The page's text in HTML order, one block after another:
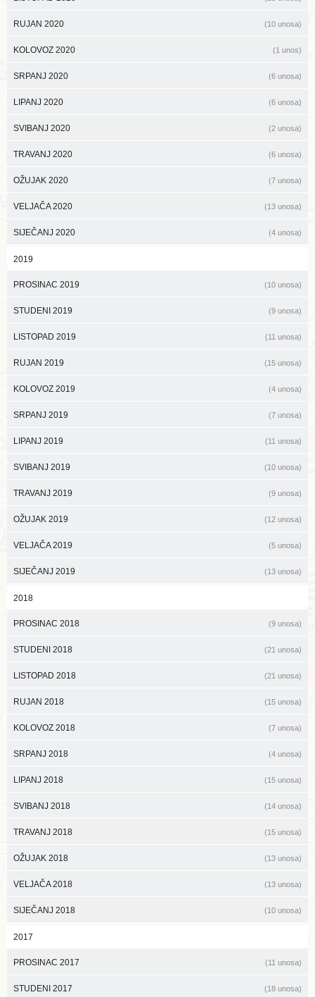
RUJAN 2020 (10 unosa)
KOLOVOZ 2020 (1 unos)
SRPANJ 2020 (6 unosa)
LIPANJ 2020 (6 unosa)
SVIBANJ 2020 (2 unosa)
TRAVANJ 2020 (6 unosa)
OŽUJAK 2020 (7 unosa)
VELJAČA 2020 (13 unosa)
SIJEČANJ 2020 (4 unosa)
2019
PROSINAC 2019 (10 unosa)
STUDENI 2019 (9 unosa)
LISTOPAD 2019 (11 unosa)
RUJAN 2019 (15 unosa)
KOLOVOZ 2019 (4 unosa)
SRPANJ 2019 (7 unosa)
LIPANJ 2019 (11 unosa)
SVIBANJ 2019 (10 unosa)
TRAVANJ 2019 (9 unosa)
OŽUJAK 2019 (12 unosa)
VELJAČA 2019 (5 unosa)
SIJEČANJ 2019 (13 unosa)
2018
PROSINAC 2018 (9 unosa)
STUDENI 2018 (21 unosa)
LISTOPAD 2018 (21 unosa)
RUJAN 2018 (15 unosa)
KOLOVOZ 2018 (7 unosa)
SRPANJ 2018 (4 unosa)
LIPANJ 2018 (15 unosa)
SVIBANJ 2018 (14 unosa)
TRAVANJ 2018 (15 unosa)
OŽUJAK 2018 (13 unosa)
VELJAČA 2018 (13 unosa)
SIJEČANJ 2018 (10 unosa)
2017
PROSINAC 2017 (11 unosa)
STUDENI 2017 (18 unosa)